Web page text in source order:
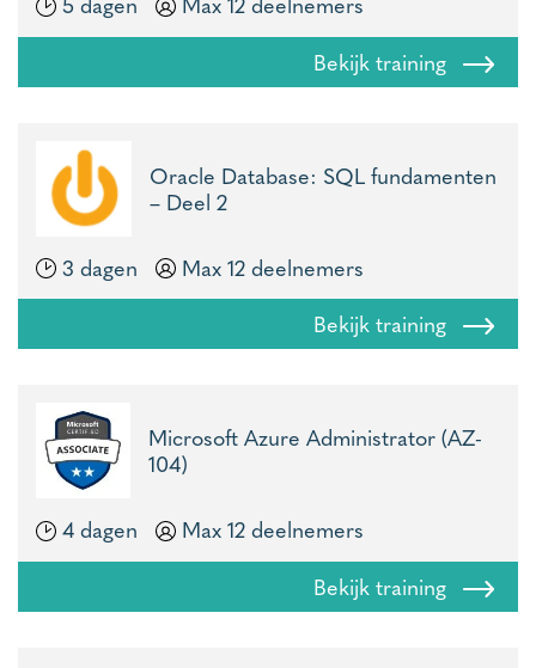
Bekijk training
Oracle Database: SQL fundamenten
– Deel 2
3 dagen
Max 12 deelnemers
Bekijk training
Microsoft Azure Administrator (AZ-
104)
4 dagen
Max 12 deelnemers
Bekijk training